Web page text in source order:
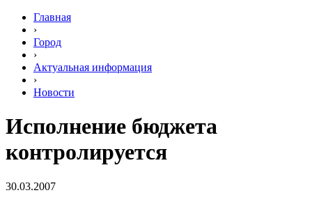
Главная
›
Город
›
Актуальная информация
›
Новости
Исполнение бюджета
контролируется
30.03.2007